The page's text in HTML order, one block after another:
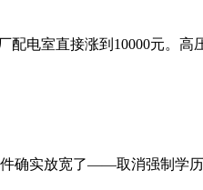
电室直接涨到10000元。高
确实放宽了——取消强制学